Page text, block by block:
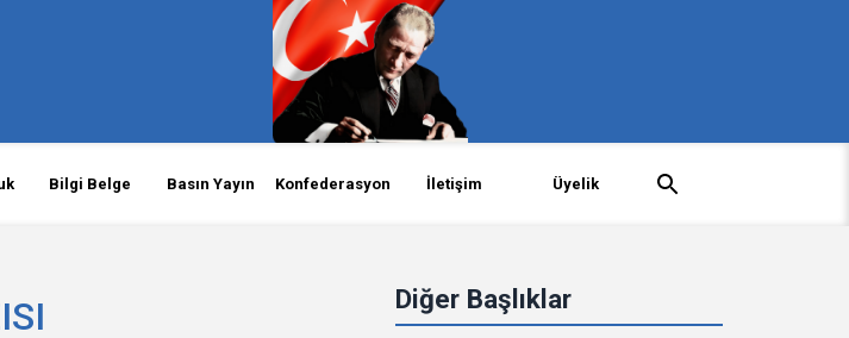
Bilgi Belge Basın Yayın Konfederasyon İletişim Üyelik
Diğer Başlıklar